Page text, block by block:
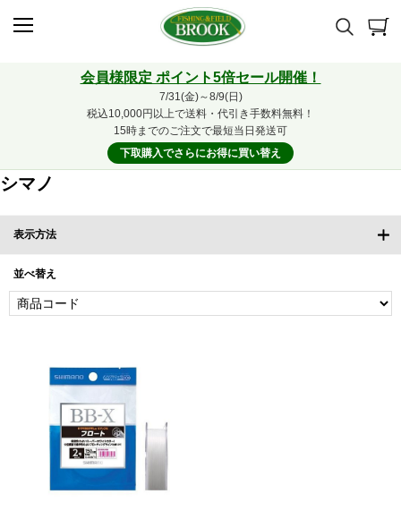
会員様限定 ポイント5倍セール開催！
7/31(金)～8/9(日)
税込10,000円以上で送料・代引き手数料無料！
15時までのご注文で最短当日発送可
下取購入でさらにお得に買い替え
シマノ
表示方法
並べ替え